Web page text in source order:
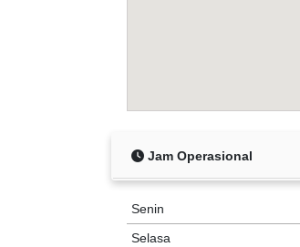
Jam Operasional
Senin
Selasa